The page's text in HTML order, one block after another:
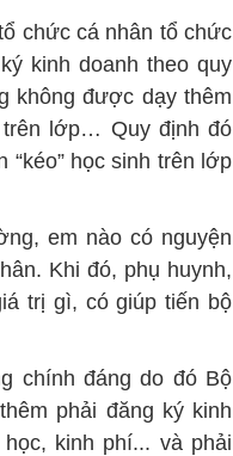
chức cá nhân tổ chức
kinh doanh theo quy
không được dạy thêm
lớp… Quy định đó
“kéo” học sinh trên lớp
em nào có nguyện
Khi đó, phụ huynh,
trị gì, có giúp tiến bộ
chính đáng do đó Bộ
phải đăng ký kinh
kinh phí... và phải